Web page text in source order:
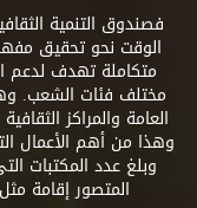
فصندوق التنمية
الوقت نحو تحقيق
متكاملة تهدف لدعم
مختلف فئات الشعب.
العامة والمراكز
وهذا من أهم الأعمال
وبلغ عدد المكتبات
المتصور إقامة مثل